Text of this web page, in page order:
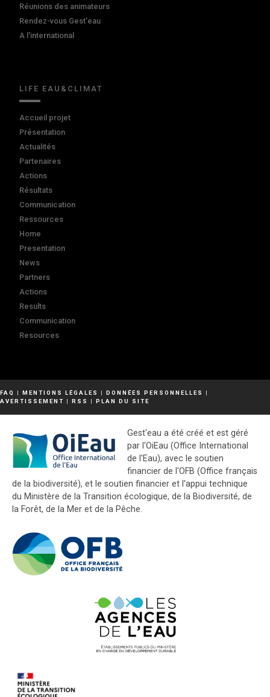
Réunions des animateurs
Rendez-vous Gest'eau
A l'international
LIFE EAU&CLIMAT
Accueil projet
Présentation
Actualités
Partenaires
Actions
Résultats
Communication
Ressources
Home
Presentation
News
Partners
Actions
Results
Communication
Resources
FAQ | MENTIONS LÉGALES | DONNÉES PERSONNELLES
|
AVERTISSEMENT | RSS | PLAN DU SITE
Gest'eau a été créé et est géré
par l'OiEau (Office International
de l'Eau), avec le soutien
financier de l'OFB (Office français
de la biodiversité), et le soutien financier et l'appui technique
du Ministère de la Transition écologique, de la Biodiversité, de
la Forêt, de la Mer et de la Pêche.